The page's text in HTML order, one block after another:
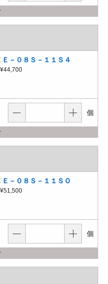
－０８Ｓ－１１Ｓ４
¥44,700
個
－０８Ｓ－１１ＳＯ
¥51,500
個